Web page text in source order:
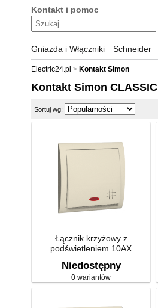
Kontakt i pomoc
Gniazda i Włączniki Schneider
Electric24.pl Kontakt Simon
Kontakt Simon CLASSIC
Sortuj wg:
Łącznik krzyżowy z
podświetleniem 10AX
Niedostępny
0 wariantów